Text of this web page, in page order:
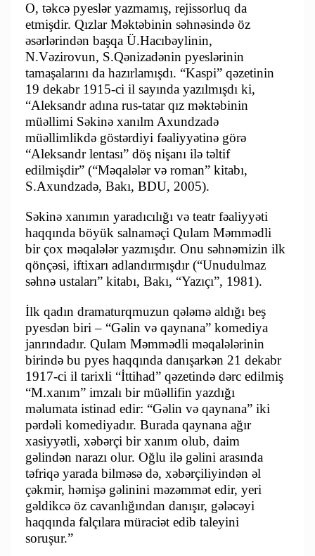
O, təkcə pyeslər yazmamış, rejissorluq da
etmişdir. Qızlar Məktəbinin səhnəsində öz
əsərlərindən başqa Ü.Hacıbəylinin,
N.Vəzirovun, S.Qənizadənin pyeslərinin
tamaşalarını da hazırlamışdı. “Kaspi” qəzetinin
19 dekabr 1915-ci il sayında yazılmışdı ki,
“Aleksandr adına rus-tatar qız məktəbinin
müəllimi Səkinə xanılm Axundzadə
müəllimlikdə göstərdiyi fəaliyyətinə görə
“Aleksandr lentası” döş nişanı ilə təltif
edilmişdir” (“Məqalələr və roman” kitabı,
S.Axundzadə, Bakı, BDU, 2005).
Səkinə xanımın yaradıcılığı və teatr fəaliyyəti
haqqında böyük salnaməçi Qulam Məmmədli
bir çox məqalələr yazmışdır. Onu səhnəmizin ilk
qönçəsi, iftixarı adlandırmışdır (“Unudulmaz
səhnə ustaları” kitabı, Bakı, “Yazıçı”, 1981).
İlk qadın dramaturqmuzun qələmə aldığı beş
pyesdən biri – “Gəlin və qaynana” komediya
janrındadır. Qulam Məmmədli məqalələrinin
birində bu pyes haqqında danışarkən 21 dekabr
1917-ci il tarixli “İttihad” qəzetində dərc edilmiş
“M.xanım” imzalı bir müəllifin yazdığı
məlumata istinad edir: “Gəlin və qaynana” iki
pərdəli komediyadır. Burada qaynana ağır
xasiyyətli, xəbərçi bir xanım olub, daim
gəlindən narazı olur. Oğlu ilə gəlini arasında
təfriqə yarada bilməsə də, xəbərçiliyindən əl
çəkmir, həmişə gəlinini məzəmmət edir, yeri
gəldikcə öz cavanlığından danışır, gələcəyi
haqqında falçılara müraciət edib taleyini
soruşur.”